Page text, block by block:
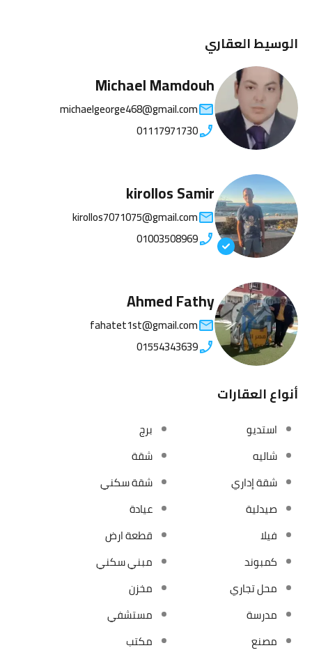
الوسيط العقاري
Michael Mamdouh
michaelgeorge468@gmail.com
01117971730
kirollos Samir
kirollos7071075@gmail.com
01003508969
Ahmed Fathy
fahatet1st@gmail.com
01554343639
أنواع العقارات
استديو
برج
شاليه
شقة
شقة إداري
شقة سكني
صيدلية
عيادة
فيلا
قطعة ارض
كمبوند
مبني سكني
محل تجاري
مخزن
مدرسة
مستشفي
مصنع
مكتب